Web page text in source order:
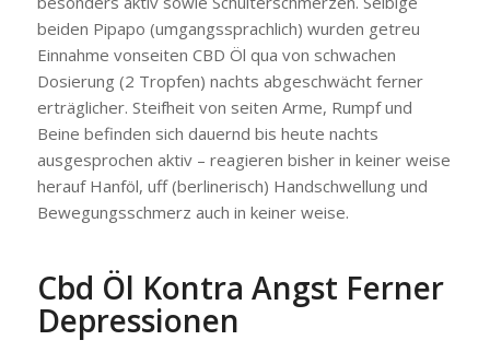
beiden Pipapo (umgangssprachlich) wurden getreu
Einnahme vonseiten CBD Öl qua von schwachen
Dosierung (2 Tropfen) nachts abgeschwächt ferner
erträglicher. Steifheit von seiten Arme, Rumpf und
Beine befinden sich dauernd bis heute nachts
ausgesprochen aktiv – reagieren bisher in keiner weise
herauf Hanföl, uff (berlinerisch) Handschwellung und
Bewegungsschmerz auch in keiner weise.
Cbd Öl Kontra Angst Ferner
Depressionen